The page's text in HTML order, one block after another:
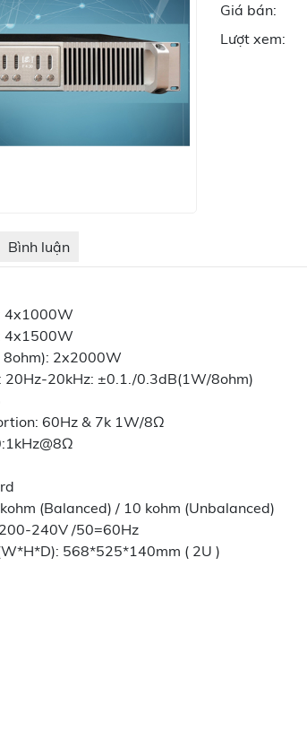
Giá bán:
Lượt xem:
Bình luận
4x1000W
4x1500W
2x2000W
20Hz-20kHz: ±0.1./0.3dB(1W/8ohm)
60Hz & 7k 1W/8Ω
(Balanced) / 10 kohm (Unbalanced)
240V /50=60Hz
568*525*140mm ( 2U )